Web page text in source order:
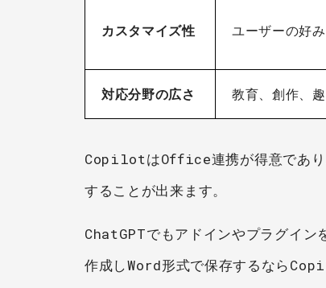
カスタマイズ性 ユーザーの好
対応分野の広さ 教育、創作、
CopilotはOffice連携が得意であり
することが出来ます。
ChatGPTでもアドインやプラグイン
作成しWord形式で保存するなら